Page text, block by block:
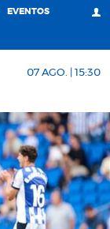
EVENTOS
07 AGO. | 15:30